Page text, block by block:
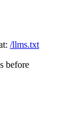
/llms.txt
before